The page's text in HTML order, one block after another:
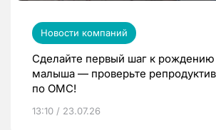
Новости компаний
Сделайте первый шаг к рождению
малыша — проверьте
по ОМС!
13:10 / 23.07.26